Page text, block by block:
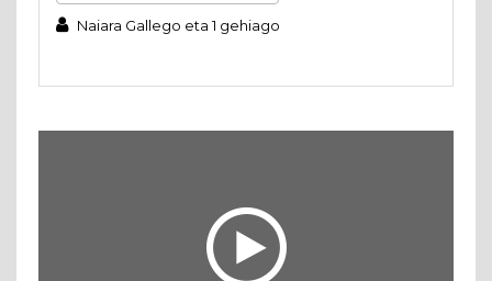
Naiara Gallego eta 1 gehiago